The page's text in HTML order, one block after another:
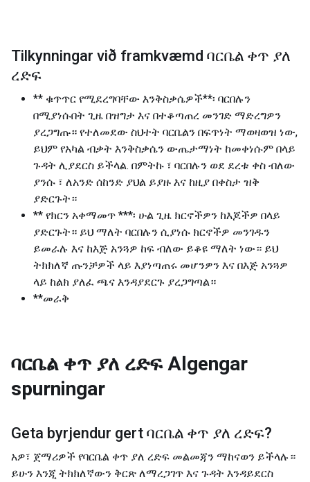
Tilkynningar við framkvæmd ባርቤል ቀጥ ያለ
ረድፍ
** ቁጥጥር የሚደረግባቸው እንቅስቃሴዎች**፡ ባርበሉን
በሚያነሱበት ጊዜ በዝግታ እና በተቆጣጠረ መንገድ ማድረግዎን
ያረጋግጡ። የተለመደው ስህተት ባርቤልን በፍጥነት ማወዛወዝ ነው,
ይህም የአካል ብቃት እንቅስቃሴን ውጤታማነት ከመቀነሱም በላይ
ጉዳት ሊያደርስ ይችላል. በምትኩ ፣ ባርበሉን ወደ ደረቱ ቀስ ብለው
ያንሱ ፣ ለአንድ ሰከንድ ያህል ይያዙ እና ከዚያ በቀስታ ዝቅ
ያድርጉት።
** የክርን አቀማመጥ ***፡ ሁል ጊዜ ክርኖችዎን ከእጆችዎ በላይ
ያድርጉት። ይህ ማለት ባርበሉን ሲያነሱ ክርኖችዎ መንገዱን
ይመራሉ እና ከእጅ አንጓዎ ከፍ ብለው ይቆዩ ማለት ነው። ይህ
ትክክለኛ ጡንቻዎች ላይ እያነጣጠሩ መሆንዎን እና በእጅ አንጓዎ
ላይ ከልክ ያለፈ ጫና እንዳያደርጉ ያረጋግጣል።
**መራቅ
ባርቤል ቀጥ ያለ ረድፍ Algengar
spurningar
Geta byrjendur gert ባርቤል ቀጥ ያለ ረድፍ?
አዎ፣ ጀማሪዎች የባርቤል ቀጥ ያለ ረድፍ መልመጃን ማከናወን ይችላሉ።
ይሁን እንጂ ትክክለኛውን ቅርጽ ለማረጋገጥ እና ጉዳት እንዳይደርስ